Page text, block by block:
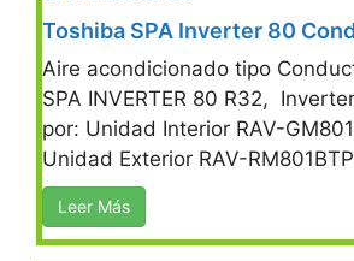
Toshiba SPA Inverter 80
Aire acondicionado tipo
SPA INVERTER 80 R32,
por: Unidad Interior RAV-
Unidad Exterior RAV-
Leer Más